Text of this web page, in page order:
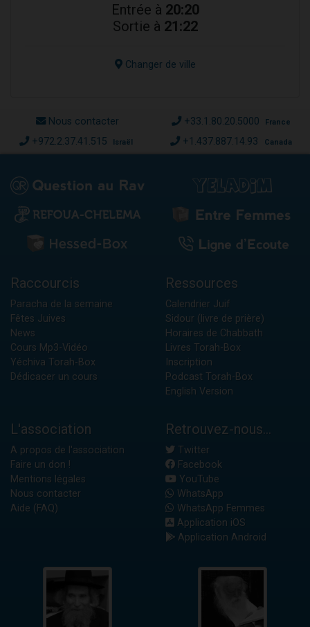
Entrée à 20:20
Sortie à 21:22
Changer de ville
Nous contacter +33.1.80.20.5000 France
+972.2.37.41.515 Israël +1.437.887.14.93 Canada
Raccourcis
Paracha de la semaine
Fêtes Juives
News
Cours Mp3-Vidéo
Yéchiva Torah-Box
Dédicacer un cours
Ressources
Calendrier Juif
Sidour (livre de prière)
Horaires de Chabbath
Livres Torah-Box
Inscription
Podcast Torah-Box
English Version
L'association
A propos de l'association
Faire un don !
Mentions légales
Nous contacter
Aide (FAQ)
Retrouvez-nous...
Twitter
Facebook
YouTube
WhatsApp
WhatsApp Femmes
Application iOS
Application Android